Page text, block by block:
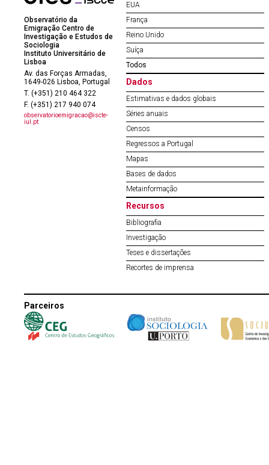
Observatório da
Emigração Centro de
Investigação e Estudos de
Sociologia
Instituto Universitário de
Lisboa
Av. das Forças Armadas,
1649-026 Lisboa, Portugal
T. (+351) 210 464 322
F. (+351) 217 940 074
observatorioemigracao@iscte-
iul.pt
EUA
França
Reino Unido
Suíça
Todos
Dados
Estimativas e dados globais
Séries anuais
Censos
Regressos a Portugal
Mapas
Bases de dados
Metainformação
Recursos
Bibliografia
Investigação
Teses e dissertações
Recortes de imprensa
Parceiros